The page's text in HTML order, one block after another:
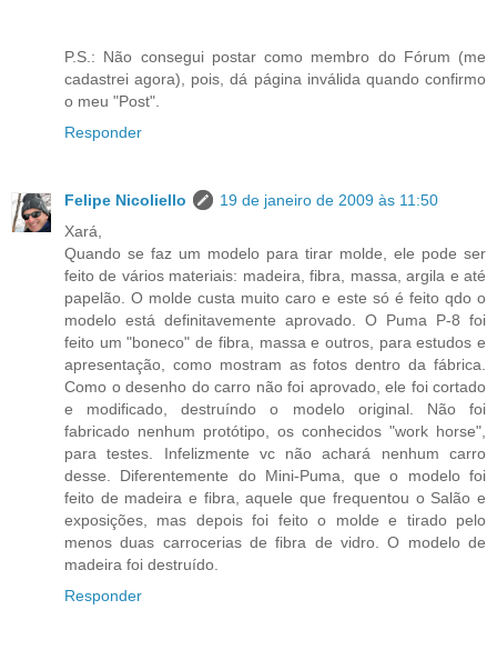
P.S.: Não consegui postar como membro do Fórum (me
cadastrei agora), pois, dá página inválida quando confirmo
o meu "Post".
Responder
Felipe Nicoliello
19 de janeiro de 2009 às 11:50
Xará,
Quando se faz um modelo para tirar molde, ele pode ser
feito de vários materiais: madeira, fibra, massa, argila e até
papelão. O molde custa muito caro e este só é feito qdo o
modelo está definitavemente aprovado. O Puma P-8 foi
feito um "boneco" de fibra, massa e outros, para estudos e
apresentação, como mostram as fotos dentro da fábrica.
Como o desenho do carro não foi aprovado, ele foi cortado
e modificado, destruíndo o modelo original. Não foi
fabricado nenhum protótipo, os conhecidos "work horse",
para testes. Infelizmente vc não achará nenhum carro
desse. Diferentemente do Mini-Puma, que o modelo foi
feito de madeira e fibra, aquele que frequentou o Salão e
exposições, mas depois foi feito o molde e tirado pelo
menos duas carrocerias de fibra de vidro. O modelo de
madeira foi destruído.
Responder